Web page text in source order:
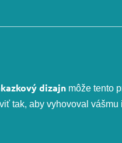
313 cm
dizajn môže tento
tak, aby vyhovoval vášmu